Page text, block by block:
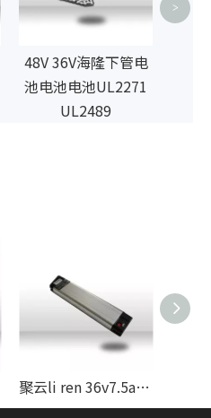
48V 36V海隆下管电
池电池电池UL2271
UL2489
>
聚云li ren 36v7.5ah剑杆型锂电池制造商用于ebike